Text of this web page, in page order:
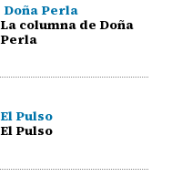
Doña Perla
La columna de Doña
Perla
El Pulso
El Pulso